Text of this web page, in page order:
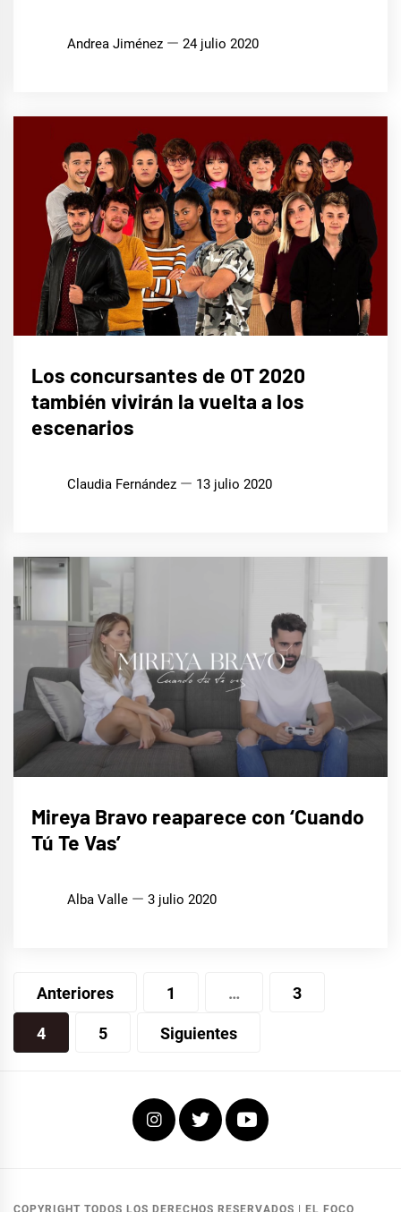
Andrea Jiménez 24 julio 2020
Los concursantes de OT 2020
también vivirán la vuelta a los
escenarios
Claudia Fernández 13 julio 2020
Mireya Bravo reaparece con ‘Cuando
Tú Te Vas’
Alba Valle 3 julio 2020
Navegación
de
entradas
Anteriores 1 … 3
4 5 Siguientes
InstagramTwitterYoutube